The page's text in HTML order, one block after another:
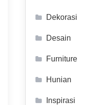
Dekorasi
Desain
Furniture
Hunian
Inspirasi